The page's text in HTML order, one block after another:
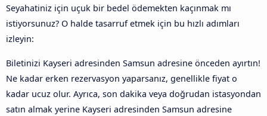
Seyahatiniz için uçuk bir bedel ödemekten kaçınmak mı
istiyorsunuz? O halde tasarruf etmek için bu hızlı adımları
izleyin:
Biletinizi Kayseri adresinden Samsun adresine önceden ayırtın!
Ne kadar erken rezervasyon yaparsanız, genellikle fiyat o
kadar ucuz olur. Ayrıca, son dakika veya doğrudan istasyondan
satın almak yerine Kayseri adresinden Samsun adresine